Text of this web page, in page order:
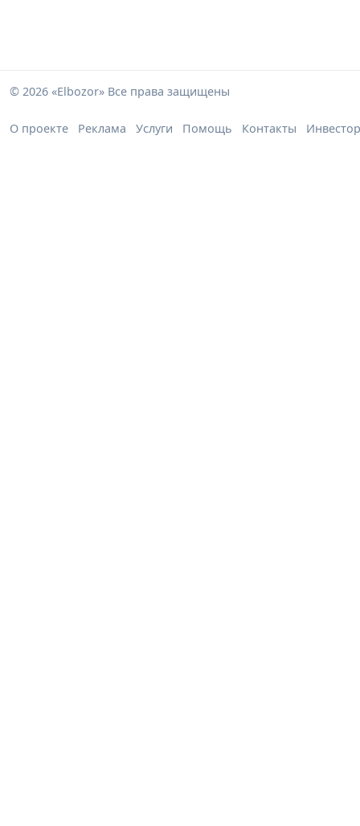
© 2026 «Elbozor» Все права защищены
О проекте Реклама Услуги Помощь Контакты